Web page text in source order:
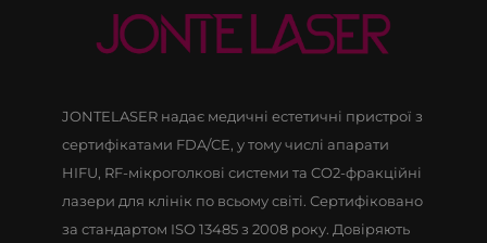
JONTELASER надає медичні естетичні пристрої з
сертифікатами FDA/CE, у тому числі апарати
HIFU, RF-мікроголкові системи та CO2-фракційні
лазери для клінік по всьому світі. Сертифіковано
за стандартом ISO 13485 з 2008 року. Довіряють